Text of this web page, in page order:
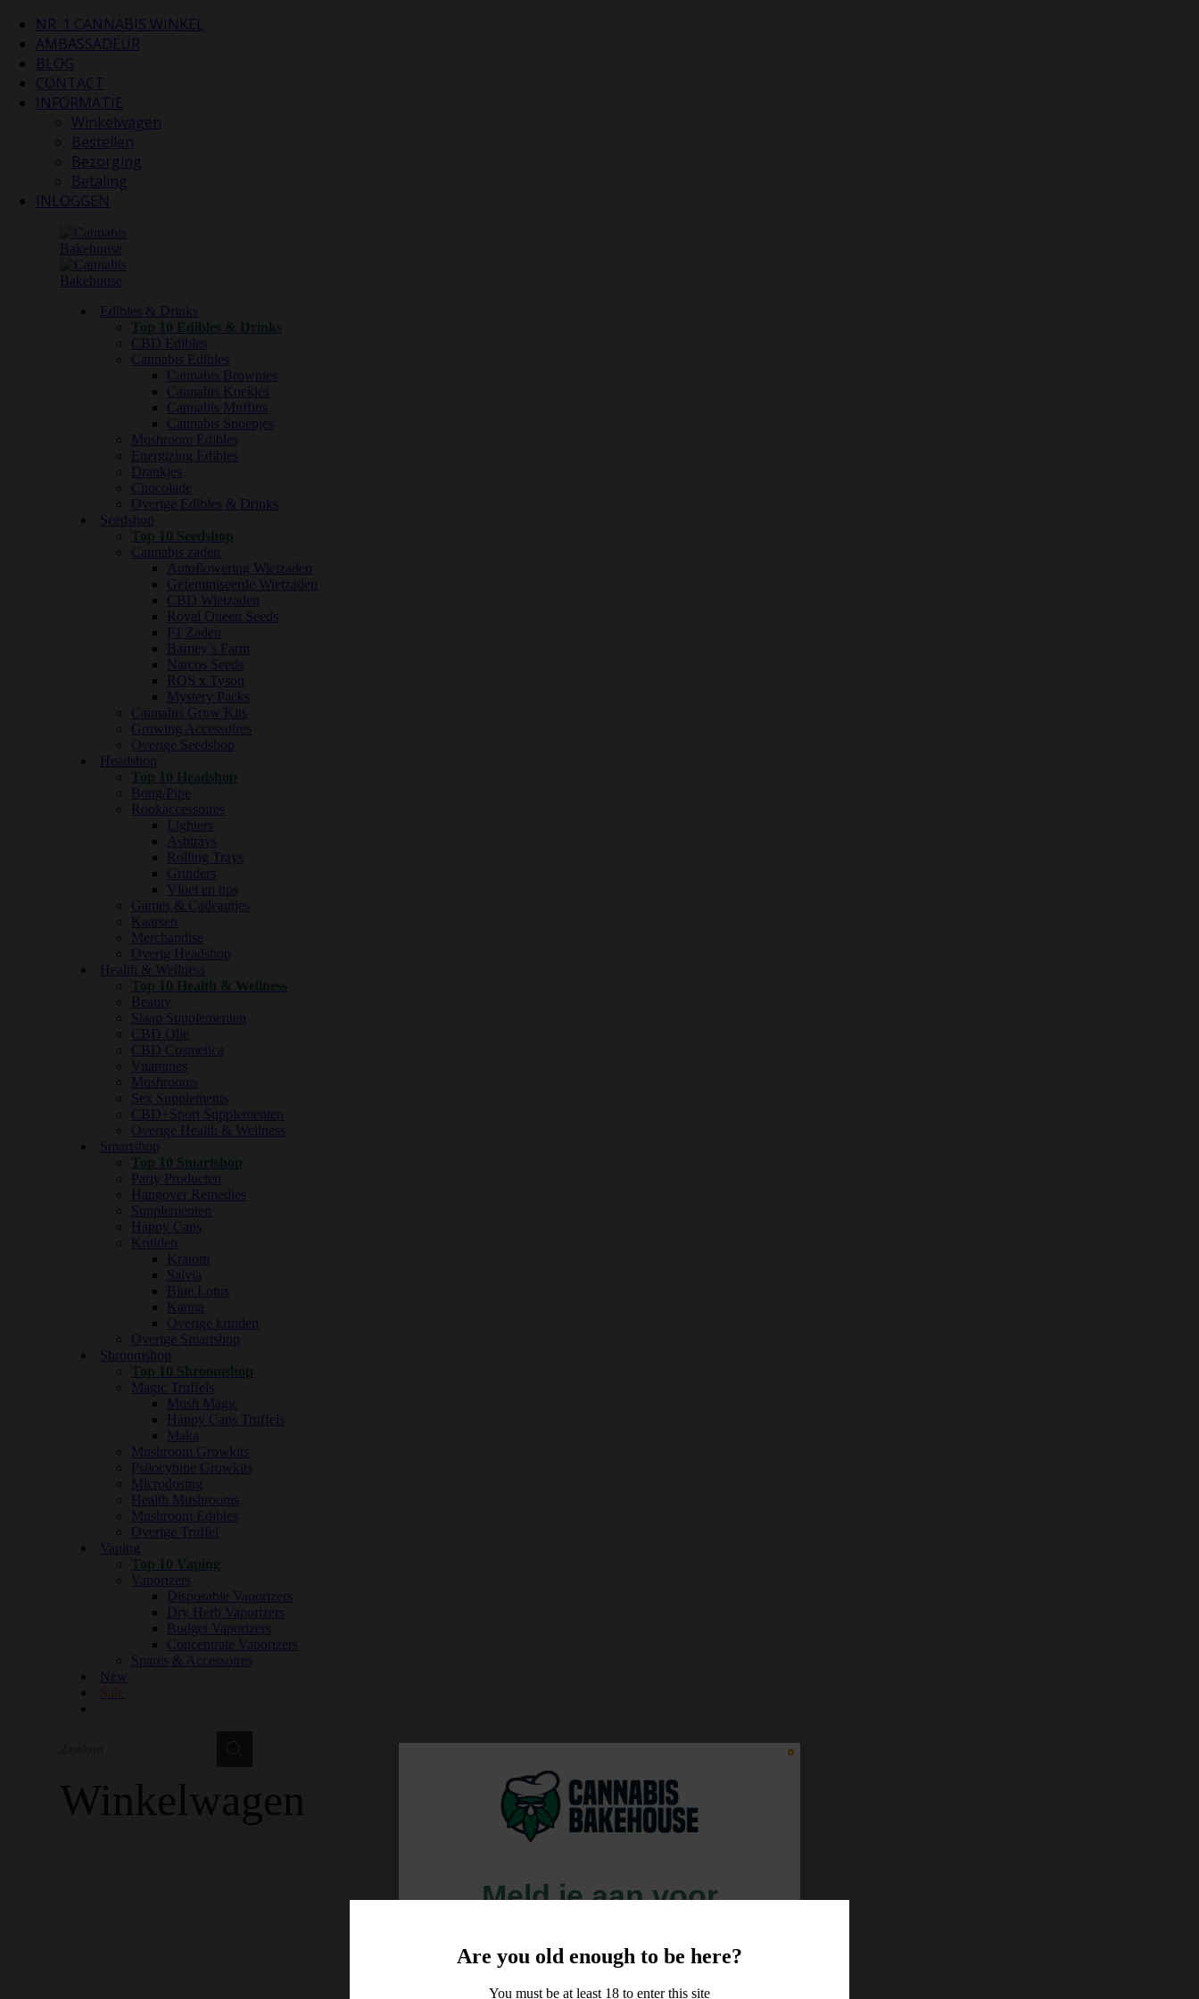
Are you old enough to be here?
You must be at least 18 to enter this site
NR. 1 CANNABIS WINKEL
AMBASSADEUR
BLOG
CONTACT
INFORMATIE
Winkelwagen
Bestellen
Bezorging
Betaling
INLOGGEN
Edibles & Drinks
Top 10 Edibles & Drinks
CBD Edibles
Cannabis Edibles
Cannabis Brownies
Cannabis Koekjes
Cannabis Muffins
Cannabis Snoepjes
Mushroom Edibles
Energizing Edibles
Drankjes
Chocolade
Overige Edibles & Drinks
Seedshop
Top 10 Seedshop
Cannabis zaden
Autoflowering Wietzaden
Gefeminiseerde Wietzaden
CBD Wietzaden
Royal Queen Seeds
F1 Zaden
Barney’s Farm
Narcos Seeds
RQS x Tyson
Mystery Packs
Cannabis Grow Kits
Growing Accessoires
Overige Seedshop
Headshop
Top 10 Headshop
Bong/Pipe
Rookaccessoires
Lighters
Ashtrays
Rolling Trays
Grinders
Vloei en tips
Games & Cadeautjes
Kaarsen
Merchandise
Overig Headshop
Health & Wellness
Top 10 Health & Wellness
Beauty
Slaap Supplementen
CBD Olie
CBD Cosmetica
Vitamines
Mushrooms
Sex Supplements
CBD+Sport Supplementen
Overige Health & Wellness
Smartshop
Top 10 Smartshop
Party Producten
Hangover Remedies
Supplementen
Happy Caps
Kruiden
Kratom
Salvia
Blue Lotus
Kanna
Overige kruiden
Overige Smartshop
Shroomshop
Top 10 Shroomshop
Magic Truffels
Mush Magic
Happy Caps Truffels
Maka
Mushroom Growkits
Psilocybine Growkits
Microdosing
Health Mushrooms
Mushroom Edibles
Overige Truffel
Vaping
Top 10 Vaping
Vaporizers
Disposable Vaporizers
Dry Herb Vaporizers
Budget Vaporizers
Concentrate Vaporizers
Spares & Accessoires
New
Winkelwagen
Meld je aan voor
10% korting